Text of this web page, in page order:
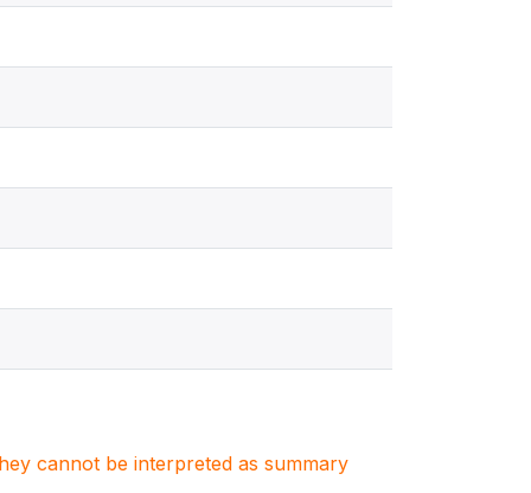
cannot be interpreted as summary